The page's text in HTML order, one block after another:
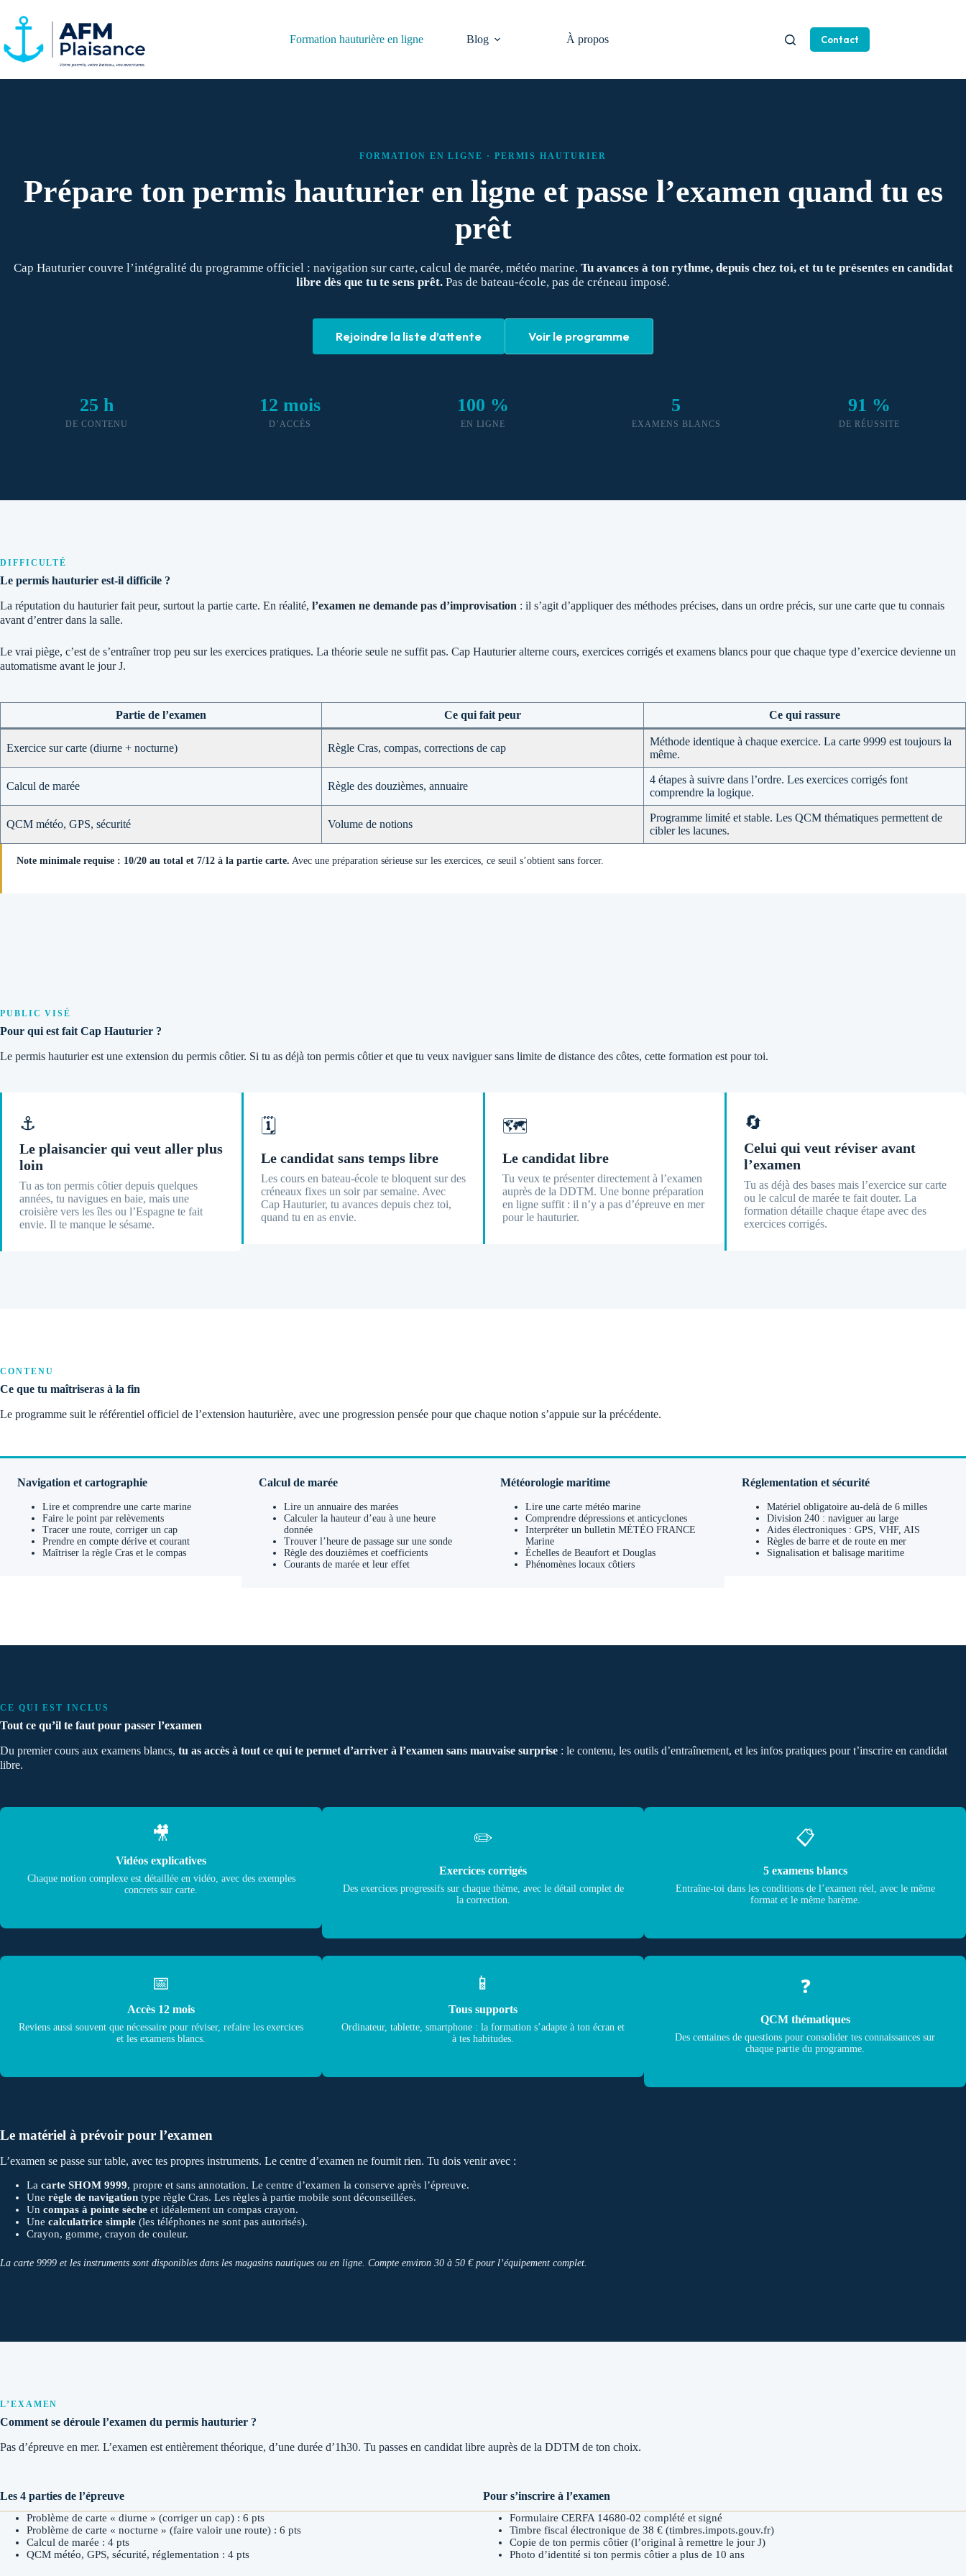
contenu
Formation hauturière en ligne Blog À propos Contact
FORMATION EN LIGNE · PERMIS HAUTURIER
Prépare ton permis hauturier en ligne et passe l’examen quand tu es
prêt
Cap Hauturier couvre l’intégralité du programme officiel : navigation sur carte, calcul de marée, météo marine. Tu avances à ton rythme, depuis chez toi, et tu te présentes en candidat
libre dès que tu te sens prêt. Pas de bateau-école, pas de créneau imposé.
Rejoindre la liste d’attente Voir le programme
25 h
DE CONTENU
12 mois
D’ACCÈS
100 %
EN LIGNE
5
EXAMENS BLANCS
91 %
DE RÉUSSITE
DIFFICULTÉ
Le permis hauturier est-il difficile ?
La réputation du hauturier fait peur, surtout la partie carte. En réalité, l’examen ne demande pas d’improvisation : il s’agit d’appliquer des méthodes précises, dans un ordre précis, sur une carte que tu connais
avant d’entrer dans la salle.
Le vrai piège, c’est de s’entraîner trop peu sur les exercices pratiques. La théorie seule ne suffit pas. Cap Hauturier alterne cours, exercices corrigés et examens blancs pour que chaque type d’exercice devienne un
automatisme avant le jour J.
Partie de l’examen Ce qui fait peur Ce qui rassure
Exercice sur carte (diurne + nocturne) Règle Cras, compas, corrections de cap
Méthode identique à chaque exercice. La carte 9999 est toujours la
même.
Calcul de marée Règle des douzièmes, annuaire
4 étapes à suivre dans l’ordre. Les exercices corrigés font
comprendre la logique.
QCM météo, GPS, sécurité Volume de notions
Programme limité et stable. Les QCM thématiques permettent de
cibler les lacunes.
Note minimale requise : 10/20 au total et 7/12 à la partie carte. Avec une préparation sérieuse sur les exercices, ce seuil s’obtient sans forcer.
PUBLIC VISÉ
Pour qui est fait Cap Hauturier ?
Le permis hauturier est une extension du permis côtier. Si tu as déjà ton permis côtier et que tu veux naviguer sans limite de distance des côtes, cette formation est pour toi.
⚓
Le plaisancier qui veut aller plus
loin
Tu as ton permis côtier depuis quelques
années, tu navigues en baie, mais une
croisière vers les îles ou l’Espagne te fait
envie. Il te manque le sésame.
🗓️
Le candidat sans temps libre
Les cours en bateau-école te bloquent sur des
créneaux fixes un soir par semaine. Avec
Cap Hauturier, tu avances depuis chez toi,
quand tu en as envie.
🗺️
Le candidat libre
Tu veux te présenter directement à l’examen
auprès de la DDTM. Une bonne préparation
en ligne suffit : il n’y a pas d’épreuve en mer
pour le hauturier.
🔄
Celui qui veut réviser avant
l’examen
Tu as déjà des bases mais l’exercice sur carte
ou le calcul de marée te fait douter. La
formation détaille chaque étape avec des
exercices corrigés.
CONTENU
Ce que tu maîtriseras à la fin
Le programme suit le référentiel officiel de l’extension hauturière, avec une progression pensée pour que chaque notion s’appuie sur la précédente.
Navigation et cartographie
Lire et comprendre une carte marine
Faire le point par relèvements
Tracer une route, corriger un cap
Prendre en compte dérive et courant
Maîtriser la règle Cras et le compas
Calcul de marée
Lire un annuaire des marées
Calculer la hauteur d’eau à une heure
donnée
Trouver l’heure de passage sur une sonde
Règle des douzièmes et coefficients
Courants de marée et leur effet
Météorologie maritime
Lire une carte météo marine
Comprendre dépressions et anticyclones
Interpréter un bulletin MÉTÉO FRANCE
Marine
Échelles de Beaufort et Douglas
Phénomènes locaux côtiers
Réglementation et sécurité
Matériel obligatoire au-delà de 6 milles
Division 240 : naviguer au large
Aides électroniques : GPS, VHF, AIS
Règles de barre et de route en mer
Signalisation et balisage maritime
CE QUI EST INCLUS
Tout ce qu’il te faut pour passer l’examen
Du premier cours aux examens blancs, tu as accès à tout ce qui te permet d’arriver à l’examen sans mauvaise surprise : le contenu, les outils d’entraînement, et les infos pratiques pour t’inscrire en candidat
libre.
🎥
Vidéos explicatives
Chaque notion complexe est détaillée en vidéo, avec des exemples
concrets sur carte.
✏️
Exercices corrigés
Des exercices progressifs sur chaque thème, avec le détail complet de
la correction.
📋
5 examens blancs
Entraîne-toi dans les conditions de l’examen réel, avec le même
format et le même barème.
📅
Accès 12 mois
Reviens aussi souvent que nécessaire pour réviser, refaire les exercices
et les examens blancs.
📱
Tous supports
Ordinateur, tablette, smartphone : la formation s’adapte à ton écran et
à tes habitudes.
❓
QCM thématiques
Des centaines de questions pour consolider tes connaissances sur
chaque partie du programme.
Le matériel à prévoir pour l’examen
L’examen se passe sur table, avec tes propres instruments. Le centre d’examen ne fournit rien. Tu dois venir avec :
La carte SHOM 9999, propre et sans annotation. Le centre d’examen la conserve après l’épreuve.
Une règle de navigationtype règle Cras. Les règles à partie mobile sont déconseillées.
Un compas à pointe sècheet idéalement un compas crayon.
Une calculatrice simple(les téléphones ne sont pas autorisés).
Crayon, gomme, crayon de couleur.
La carte 9999 et les instruments sont disponibles dans les magasins nautiques ou en ligne. Compte environ 30 à 50 € pour l’équipement complet.
L’EXAMEN
Comment se déroule l’examen du permis hauturier ?
Pas d’épreuve en mer. L’examen est entièrement théorique, d’une durée d’1h30. Tu passes en candidat libre auprès de la DDTM de ton choix.
Les 4 parties de l’épreuve
Problème de carte « diurne » (corriger un cap) : 6 pts
Problème de carte « nocturne » (faire valoir une route) : 6 pts
Calcul de marée : 4 pts
QCM météo, GPS, sécurité, réglementation : 4 pts
Pour s’inscrire à l’examen
Formulaire CERFA 14680-02 complété et signé
Timbre fiscal électronique de 38 € (timbres.impots.gouv.fr)
Copie de ton permis côtier (l’original à remettre le jour J)
Photo d’identité si ton permis côtier a plus de 10 ans